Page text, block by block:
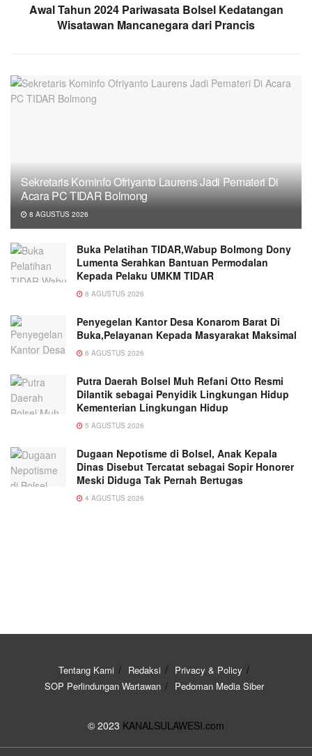
Awal Tahun 2024 Pariwasata Bolsel Kedatangan
Wisatawan Mancanegara dari Prancis
Sekretaris Kominfo Ofriyanto Laurens Jadi Pemateri Di
Acara PC TIDAR Bolmong
8 AGUSTUS 2026
Buka Pelatihan TIDAR,Wabup Bolmong Dony
Lumenta Serahkan Bantuan Permodalan
Kepada Pelaku UMKM TIDAR
8 AGUSTUS 2026
Penyegelan Kantor Desa Konarom Barat Di
Buka,Pelayanan Kepada Masyarakat Maksimal
6 AGUSTUS 2026
Putra Daerah Bolsel Muh Refani Otto Resmi
Dilantik sebagai Penyidik Lingkungan Hidup
Kementerian Lingkungan Hidup
5 AGUSTUS 2026
Dugaan Nepotisme di Bolsel, Anak Kepala
Dinas Disebut Tercatat sebagai Sopir Honorer
Meski Diduga Tak Pernah Bertugas
4 AGUSTUS 2026
Tentang Kami Redaksi
Privacy & Policy
SOP Perlindungan Wartawan
Pedoman Media Siber
© 2023 KANALSULAWESI.com